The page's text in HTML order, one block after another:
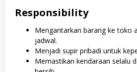
Responsibility
Mengantarkan barang ke toko
jadwal.
Menjadi supir pribadi untuk
Memastikan kendaraan selalu